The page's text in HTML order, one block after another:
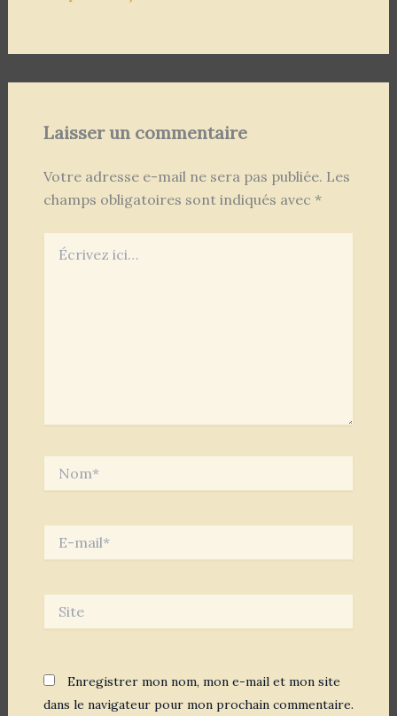
Laisser un commentaire
Votre adresse e-mail ne sera pas publiée. Les
champs obligatoires sont indiqués avec *
ici…
mail*
Enregistrer mon nom, mon e-mail et mon site
dans le navigateur pour mon prochain commentaire.